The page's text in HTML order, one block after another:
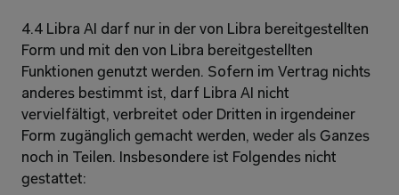
4.4 Libra AI darf nur in der von Libra bereitgestellten
Form und mit den von Libra bereitgestellten
Funktionen genutzt werden. Sofern im Vertrag nichts
anderes bestimmt ist, darf Libra AI nicht
vervielfältigt, verbreitet oder Dritten in irgendeiner
Form zugänglich gemacht werden, weder als Ganzes
noch in Teilen. Insbesondere ist Folgendes nicht
gestattet: